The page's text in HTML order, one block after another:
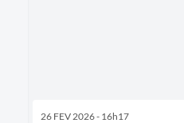
26 FEV 2026 - 16h17